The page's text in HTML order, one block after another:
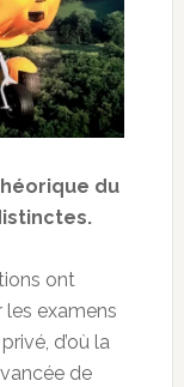
du
ont
examens
d’où la
de